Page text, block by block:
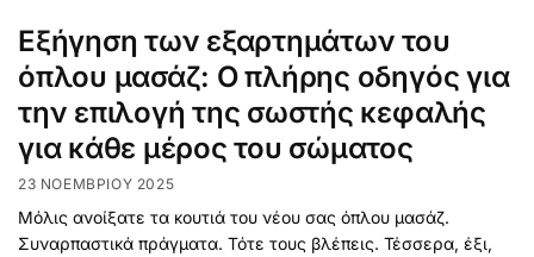
Εξήγηση των εξαρτημάτων του
όπλου μασάζ: Ο πλήρης οδηγός για
την επιλογή της σωστής κεφαλής
για κάθε μέρος του σώματος
23 ΝΟΕΜΒΡΊΟΥ 2025
Μόλις ανοίξατε τα κουτιά του νέου σας όπλου μασάζ.
Συναρπαστικά πράγματα. Τότε τους βλέπεις. Τέσσερα, έξι,